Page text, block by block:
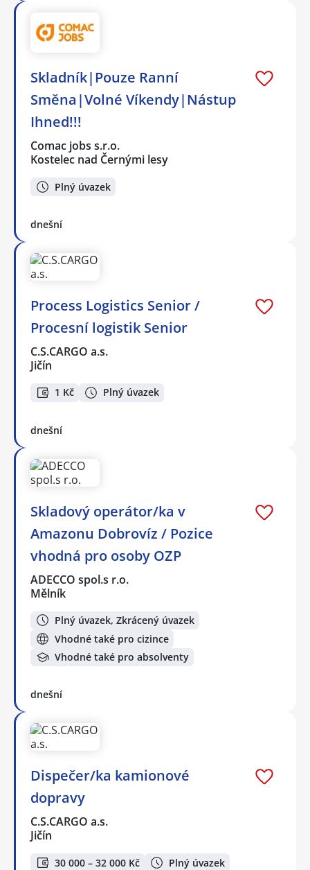
Skladník|Pouze Ranní
Směna|Volné Víkendy|Nástup
Ihned!!!
Comac jobs s.r.o.
Kostelec nad Černými lesy
Plný úvazek
dnešní
Process Logistics Senior /
Procesní logistik Senior
C.S.CARGO a.s.
Jičín
1 Kč Plný úvazek
dnešní
Skladový operátor/ka v
Amazonu Dobrovíz / Pozice
vhodná pro osoby OZP
ADECCO spol.s r.o.
Mělník
Plný úvazek, Zkrácený úvazek
Vhodné také pro cizince
Vhodné také pro absolventy
dnešní
Dispečer/ka kamionové
dopravy
C.S.CARGO a.s.
Jičín
30 000 – 32 000 Kč Plný úvazek